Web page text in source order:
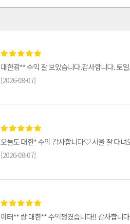
대한광** 수익 잘 보았습니다.감사합니다. 토
[2026-08-07]
오늘도 대한* 수익 감사합니다♡ 서울 잘 다녀
[2026-08-07]
이터** 랑 대한** 수익챙겼습니다!! 감사합니